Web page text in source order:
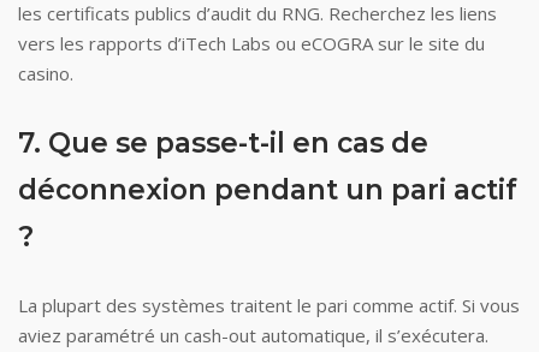
les certificats publics d’audit du RNG. Recherchez les liens
vers les rapports d’iTech Labs ou eCOGRA sur le site du
casino.
7. Que se passe-t-il en cas de
déconnexion pendant un pari actif
?
La plupart des systèmes traitent le pari comme actif. Si vous
aviez paramétré un cash-out automatique, il s’exécutera.